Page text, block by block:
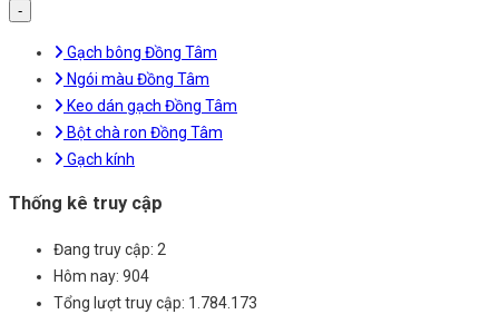
-
Gạch bông Đồng Tâm
Ngói màu Đồng Tâm
Keo dán gạch Đồng Tâm
Bột chà ron Đồng Tâm
Gạch kính
Thống kê truy cập
Đang truy cập: 2
Hôm nay: 904
Tổng lượt truy cập: 1.784.173